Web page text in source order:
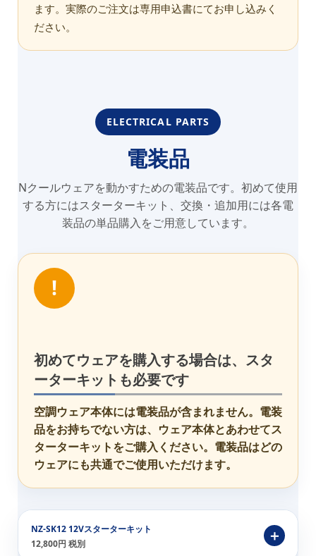
ます。実際のご注文は専用申込書にてお申し込みく
ださい。
ELECTRICAL PARTS
電装品
Nクールウェアを動かすための電装品です。初めて使用
する方にはスターターキット、交換・追加用には各電
装品の単品購入をご用意しています。
!
初めてウェアを購入する場合は、スタ
ーターキットも必要です
空調ウェア本体には電装品が含まれません。電装
品をお持ちでない方は、ウェア本体とあわせてス
ターターキットをご購入ください。電装品はどの
ウェアにも共通でご使用いただけます。
NZ-SK12 12Vスターターキット
12,800円 税別